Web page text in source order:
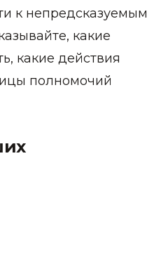
к непредсказуемым
какие
какие действия
полномочий